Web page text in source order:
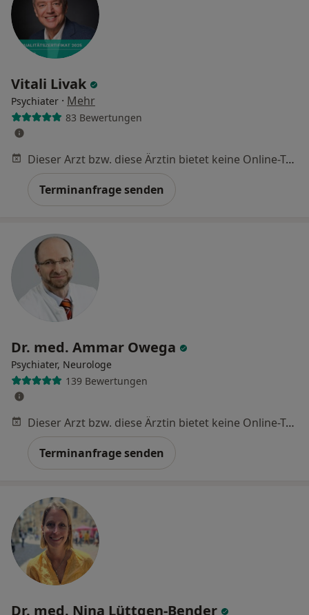
Vitali Livak
Psychiater · Mehr
83 Bewertungen
Dieser Arzt bzw. diese Ärztin bietet keine Online-Terminbuchung an diesem Standort an.
Terminanfrage senden
Dr. med. Ammar Owega
Psychiater, Neurologe
139 Bewertungen
Dieser Arzt bzw. diese Ärztin bietet keine Online-Terminbuchung an diesem Standort an.
Terminanfrage senden
Dr. med. Nina Lüttgen-Bender